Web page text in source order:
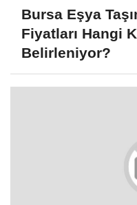
Bursa Eşya
Fiyatları Hangi
Belirleniyor?